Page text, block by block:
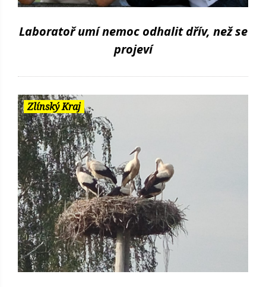
Laboratoř umí nemoc odhalit dřív, než se
projeví
Zlínský Kraj